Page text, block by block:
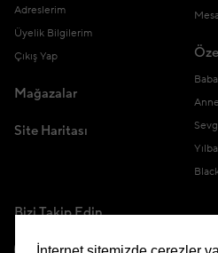
Adreslerim
Üyelik Bilgilerim
Çıkış Yap
Mağazalar
Site Haritası
Bizi Takip Edin